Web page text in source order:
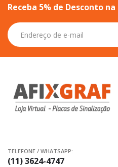
Receba 5% de Desconto
Inscreva-
se
na
TELEFONE / WHATSAPP:
(11) 3624-4747